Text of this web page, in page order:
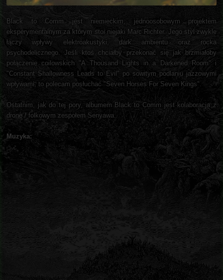
Black to Comm jest niemieckim, jednoosobowym projektem
eksperymentalnym za którym stoi niejaki Marc Richter. Jego styl zwykle
łączy wpływy elektroakustyki, dark ambientu oraz rocka
psychodelicznego. Jeśli ktoś chciałby przekonać się jak brzmiałoby
połączenie coilowskich "A Thousand Lights in a Darkened Room" i
"Constant Shallowness Leads to Evil" po sowitym podlaniu jazzowymi
wpływami, to polecam posłuchać "Seven Horses For Seven Kings".
Ostatnim, jak do tej pory, albumem Black to Comm jest kolaboracja z
drone / folkowym zespołem Senyawa.
Muzyka: